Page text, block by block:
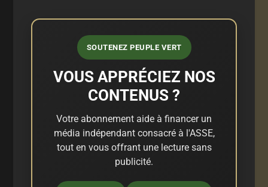
SOUTENEZ PEUPLE VERT
VOUS APPRÉCIEZ NOS
CONTENUS ?
Votre abonnement aide à financer un
média indépendant consacré à l'ASSE,
tout en vous offrant une lecture sans
publicité.